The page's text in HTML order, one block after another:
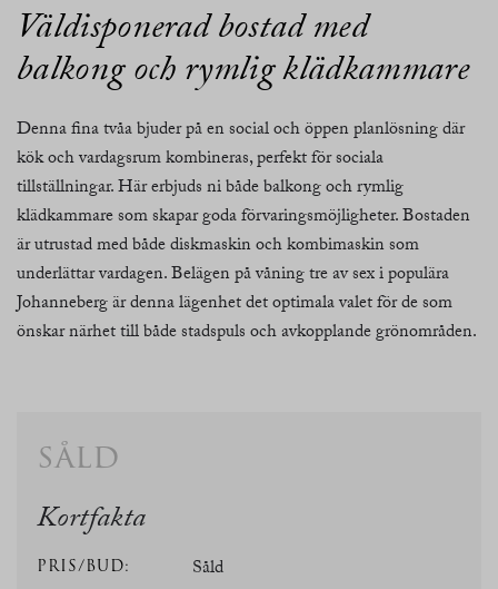
Väldisponerad bostad med
balkong och rymlig klädkammare
Denna fina tvåa bjuder på en social och öppen planlösning där
kök och vardagsrum kombineras, perfekt för sociala
tillställningar. Här erbjuds ni både balkong och rymlig
klädkammare som skapar goda förvaringsmöjligheter. Bostaden
är utrustad med både diskmaskin och kombimaskin som
underlättar vardagen. Belägen på våning tre av sex i populära
Johanneberg är denna lägenhet det optimala valet för de som
önskar närhet till både stadspuls och avkopplande grönområden.
såld
Kortfakta
PRIS/BUD: Såld